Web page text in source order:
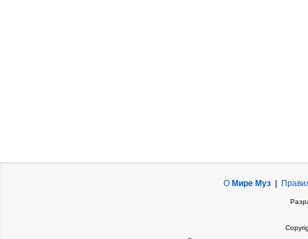
О Мире Муз|